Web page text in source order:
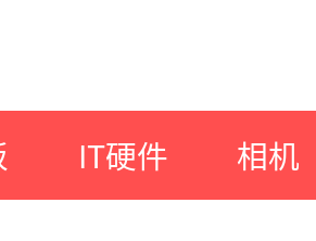
IT硬件 相机